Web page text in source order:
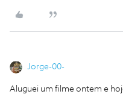
Jorge-00-
Aluguei um filme ontem e